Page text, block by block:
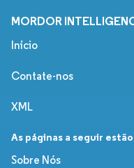
MORDOR
Início
Contate-nos
XML
As páginas a seguir
Sobre Nós